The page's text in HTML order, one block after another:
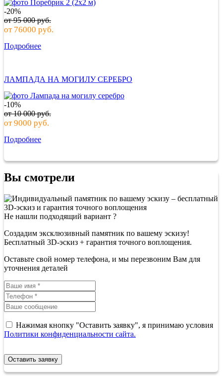
-20%
от95 000руб.
от 76000 руб.
Подробнее
ЛАМПАДА НА МОГИЛУ СЕРЕБРО
-10%
от10 000руб.
от9000 руб.
Подробнее
Вы смотрели
Не нашли подходящий вариант ?
Создадим эксклюзивный памятник по вашему эскизу!
Бесплатный 3D-эскиз + гарантия точного воплощения.
Оставьте свой номер телефона, и мы перезвоним Вам для
уточнения деталей
Нажимая кнопку "Оставить заявку", я принимаю условия
Политики конфиденциальности сайта.
Оставить заявку